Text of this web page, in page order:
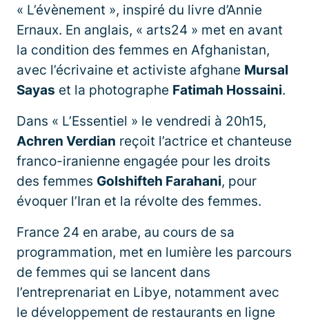
« L’évènement », inspiré du livre d’Annie
Ernaux. En anglais, « arts24 » met en avant
la condition des femmes en Afghanistan,
avec l’écrivaine et activiste afghane Mursal
Sayas et la photographe Fatimah Hossaini.
Dans « L’Essentiel » le vendredi à 20h15,
Achren Verdian reçoit l’actrice et chanteuse
franco-iranienne engagée pour les droits
des femmes Golshifteh Farahani, pour
évoquer l’Iran et la révolte des femmes.
France 24 en arabe, au cours de sa
programmation, met en lumière les parcours
de femmes qui se lancent dans
l’entreprenariat en Libye, notamment avec
le développement de restaurants en ligne